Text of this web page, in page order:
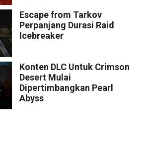
Escape from Tarkov
Perpanjang Durasi Raid
Icebreaker
Konten DLC Untuk Crimson
Desert Mulai
Dipertimbangkan Pearl
Abyss